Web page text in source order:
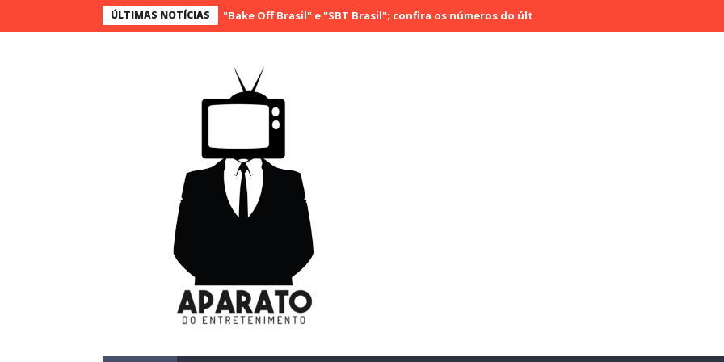
ÚLTIMAS NOTÍCIAS
a vice liderança com "Bake Off Brasil" e "SBT Brasil"; confira os números do último sábado (29) Rádio Cultura Brasil